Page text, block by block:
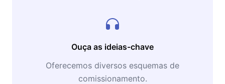
Ouça as ideias-chave
Oferecemos diversos esquemas de
comissionamento.